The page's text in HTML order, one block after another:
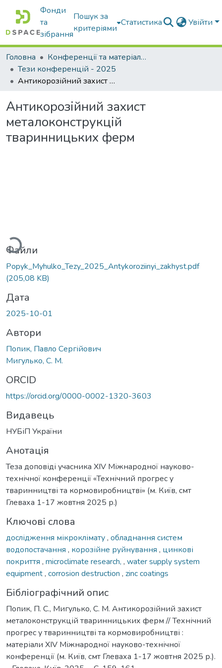
Фонди
та
зібрання
Пошук за
критеріями
Статистика Увійти
Головна
Конференції та матеріали конференцій
Тези конференцій - 2025
Антикорозійний захист металоконструкцій тваринницьких ферм
Антикорозійний захист
металоконструкцій
тваринницьких ферм
Файли
Popyk_Myhulko_Tezy_2025_Antykoroziinyi_zakhyst.pdf
(205,08 KB)
Дата
2025-10-01
Автори
Попик, Павло Сергійович
Мигулько, С. М.
ORCID
https://orcid.org/0000-0002-1320-3603
Видавець
НУБіП України
Анотація
Теза доповіді учасника XІV Міжнародної науково-
технічної конференції «Технічний прогрес у
тваринництві та кормовиробництві» (м. Київ, смт
Глеваха 1-17 жовтня 2025 р.)
Ключові слова
дослідження мікроклімату, обладнання систем
водопостачання , корозійне руйнування , цинкові
покриття , microclimate research, , water supply system
equipment, corrosion destruction , zinc coatings
Бібліографічний опис
Попик, П. С., Мигулько, С. М. Антикорозійний захист
металоконструкцій тваринницьких ферм // Технічний
прогрес у тваринництві та кормовиробництві :
матеріали XІV Міжнародної науково-технічної
конференції (м. Київ, смт Глеваха 1-17 жовтня 2025 р.).